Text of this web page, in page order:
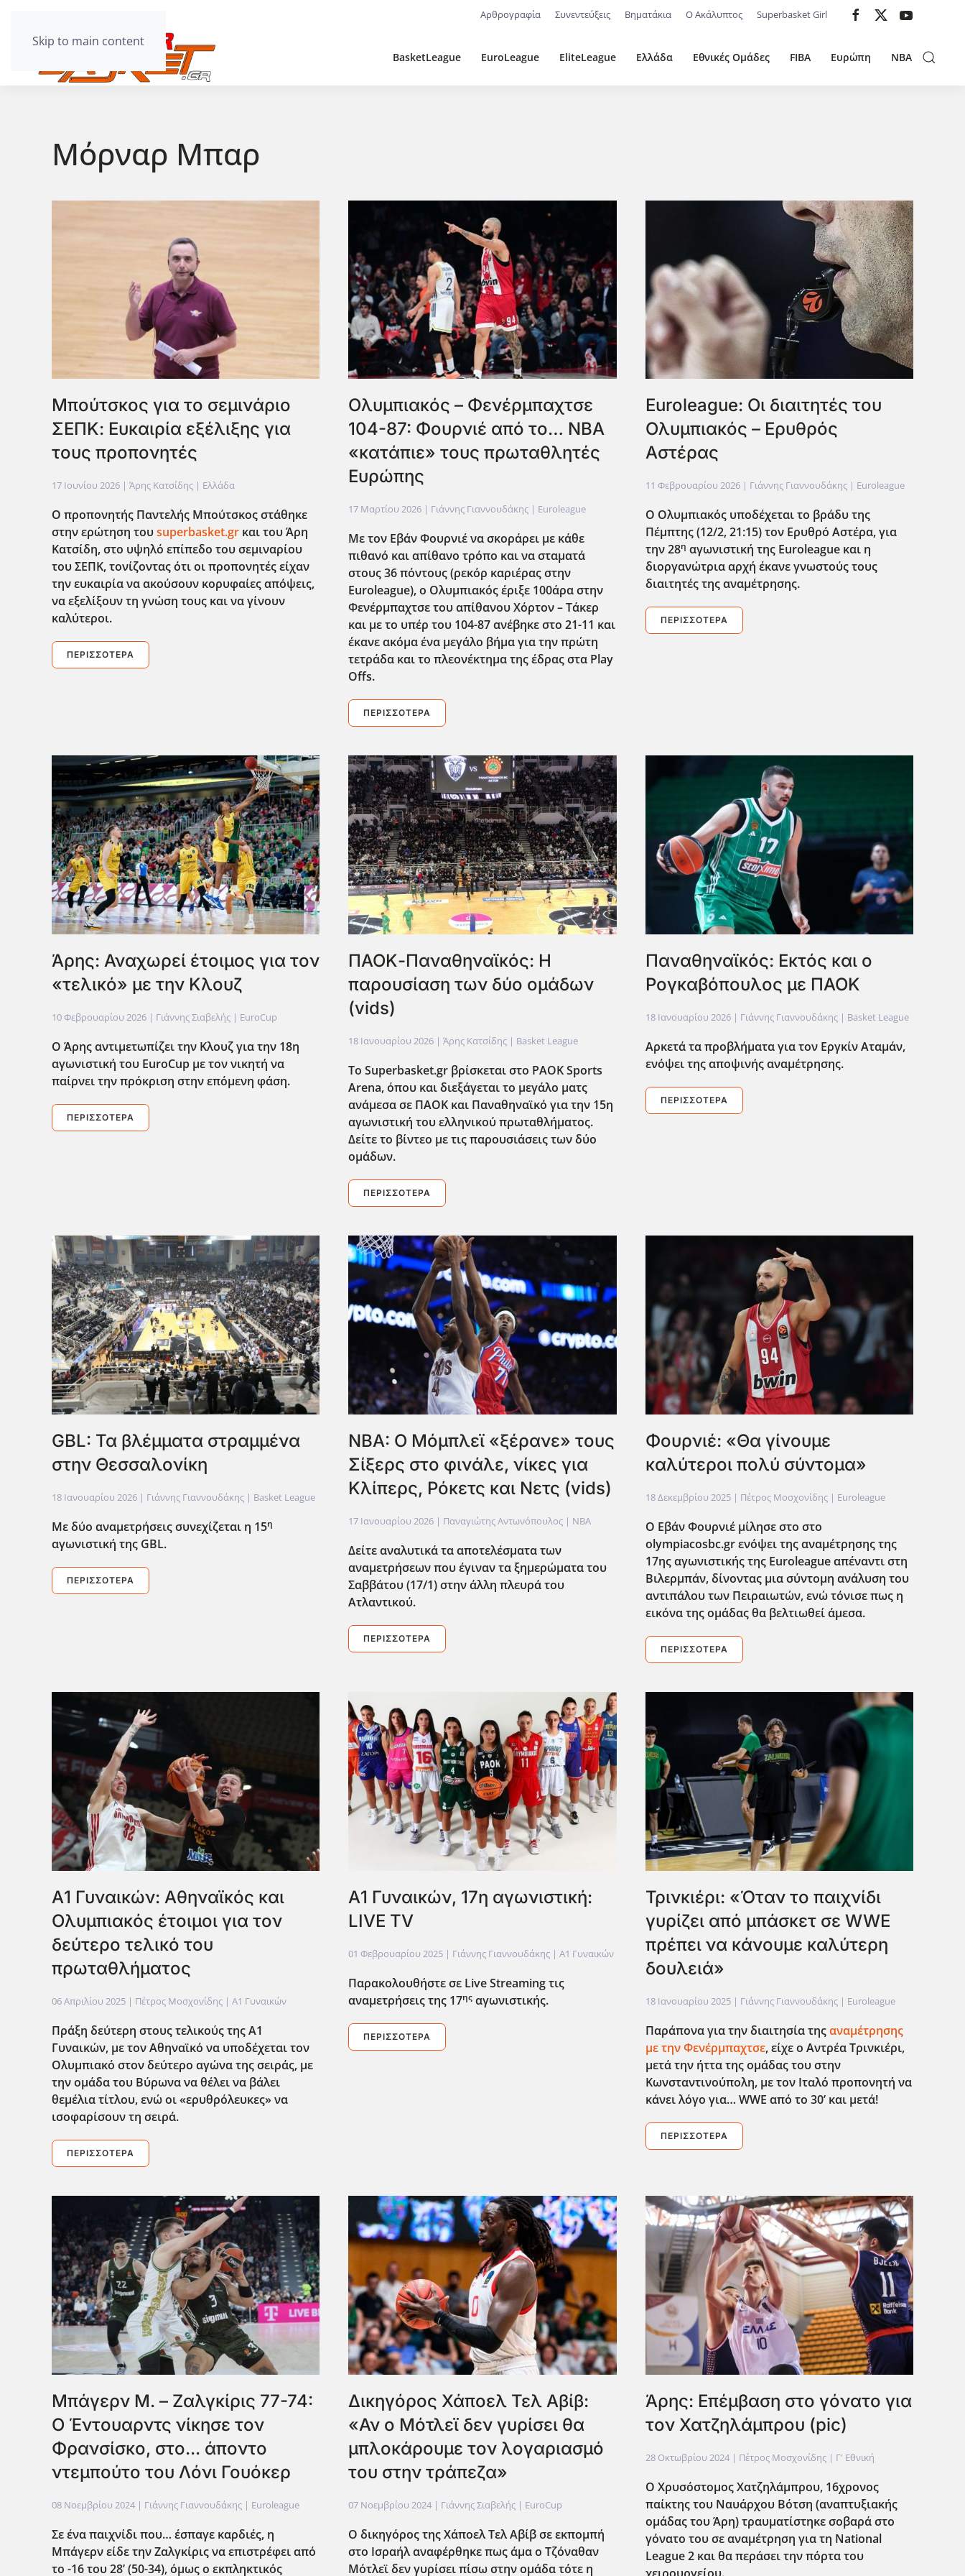
Skip to main content
Αρθρογραφία Συνεντεύξεις Βηματάκια Ο Ακάλυπτος Superbasket Girl
BasketLeague EuroLeague EliteLeague Ελλάδα Εθνικές Ομάδες FIBA Ευρώπη NBA
Μόρναρ Μπαρ
Μπούτσκος για το σεμινάριο
ΣΕΠΚ: Ευκαιρία εξέλιξης για
τους προπονητές
17 Ιουνίου 2026 | Άρης Κατσίδης | Ελλάδα
Ο προπονητής Παντελής Μπούτσκος στάθηκε
στην ερώτηση τουsuperbasket.gr και του Άρη
Κατσίδη, στο υψηλό επίπεδο του σεμιναρίου
του ΣΕΠΚ, τονίζοντας ότι οι προπονητές είχαν
την ευκαιρία να ακούσουν κορυφαίες απόψεις,
να εξελίξουν τη γνώση τους και να γίνουν
καλύτεροι.
ΠΕΡΙΣΣΌΤΕΡΑ
Ολυμπιακός – Φενέρμπαχτσε
104-87: Φουρνιέ από το… ΝΒΑ
«κατάπιε» τους πρωταθλητές
Ευρώπης
17 Μαρτίου 2026 | Γιάννης Γιαννουδάκης | Euroleague
Με τον Εβάν Φουρνιέ να σκοράρει με κάθε
πιθανό και απίθανο τρόπο και να σταματά
στους 36 πόντους (ρεκόρ καριέρας στην
Euroleague), ο Ολυμπιακός έριξε 100άρα στην
Φενέρμπαχτσε του απίθανου Χόρτον – Τάκερ
και με το υπέρ του 104-87 ανέβηκε στο 21-11 και
έκανε ακόμα ένα μεγάλο βήμα για την πρώτη
τετράδα και το πλεονέκτημα της έδρας στα Play
Offs.
ΠΕΡΙΣΣΌΤΕΡΑ
Euroleague: Οι διαιτητές του
Ολυμπιακός – Ερυθρός
Αστέρας
11 Φεβρουαρίου 2026| Γιάννης Γιαννουδάκης | Euroleague
Ο Ολυμπιακός υποδέχεται το βράδυ της
Πέμπτης (12/2, 21:15) τον Ερυθρό Αστέρα, για
την 28η αγωνιστική της Euroleagueκαι η
διοργανώτρια αρχή έκανε γνωστούς τους
διαιτητές της αναμέτρησης.
ΠΕΡΙΣΣΌΤΕΡΑ
Άρης: Αναχωρεί έτοιμος για τον
«τελικό» με την Κλουζ
10 Φεβρουαρίου 2026 | Γιάννης Σιαβελής | EuroCup
Ο Άρης αντιμετωπίζει την Κλουζ για την 18η
αγωνιστική του EuroCup με τον νικητή να
παίρνει την πρόκριση στην επόμενη φάση.
ΠΕΡΙΣΣΌΤΕΡΑ
ΠΑΟΚ-Παναθηναϊκός: Η
παρουσίαση των δύο ομάδων
(vids)
18 Ιανουαρίου 2026 | Άρης Κατσίδης | Basket League
Το Superbasket.gr βρίσκεται στο PAOK Sports
Arena, όπου και διεξάγεται το μεγάλο ματς
ανάμεσα σε ΠΑΟΚ και Παναθηναϊκό για την 15η
αγωνιστική του ελληνικού πρωταθλήματος.
Δείτε το βίντεο με τις παρουσιάσεις των δύο
ομάδων.
ΠΕΡΙΣΣΌΤΕΡΑ
Παναθηναϊκός: Εκτός και ο
Ρογκαβόπουλος με ΠΑΟΚ
18 Ιανουαρίου 2026| Γιάννης Γιαννουδάκης | Basket League
Αρκετά τα προβλήματα για τον Εργκίν Αταμάν,
ενόψει της αποψινής αναμέτρησης.
ΠΕΡΙΣΣΌΤΕΡΑ
GBL: Τα βλέμματα στραμμένα
στην Θεσσαλονίκη
18 Ιανουαρίου 2026 | Γιάννης Γιαννουδάκης | Basket League
Με δύο αναμετρήσεις συνεχίζεται η 15η
αγωνιστική της GBL.
ΠΕΡΙΣΣΌΤΕΡΑ
NBA: Ο Μόμπλεϊ «ξέρανε» τους
Σίξερς στο φινάλε, νίκες για
Κλίπερς, Ρόκετς και Νετς (vids)
17 Ιανουαρίου 2026 | Παναγιώτης Αντωνόπουλος | NBA
Δείτε αναλυτικά τα αποτελέσματα των
αναμετρήσεων που έγιναν τα ξημερώματα του
Σαββάτου (17/1) στην άλλη πλευρά του
Ατλαντικού.
ΠΕΡΙΣΣΌΤΕΡΑ
Φουρνιέ: «Θα γίνουμε
καλύτεροι πολύ σύντομα»
18 Δεκεμβρίου 2025| Πέτρος Μοσχονίδης | Euroleague
Ο Εβάν Φουρνιέ μίλησε στο στο
olympiacosbc.gr ενόψει της αναμέτρησης της
17ης αγωνιστικής της Euroleague απέναντι στη
Βιλερμπάν, δίνοντας μια σύντομη ανάλυση του
αντιπάλου των Πειραιωτών, ενώ τόνισε πως η
εικόνα της ομάδας θα βελτιωθεί άμεσα.
ΠΕΡΙΣΣΌΤΕΡΑ
Α1 Γυναικών: Αθηναϊκός και
Ολυμπιακός έτοιμοι για τον
δεύτερο τελικό του
πρωταθλήματος
06 Απριλίου 2025 | Πέτρος Μοσχονίδης | Α1 Γυναικών
Πράξη δεύτερη στους τελικούς της Α1
Γυναικών, με τον Αθηναϊκό να υποδέχεται τον
Ολυμπιακό στον δεύτερο αγώνα της σειράς, με
την ομάδα του Βύρωνα να θέλει να βάλει
θεμέλια τίτλου, ενώ οι «ερυθρόλευκες» να
ισοφαρίσουν τη σειρά.
ΠΕΡΙΣΣΌΤΕΡΑ
Α1 Γυναικών, 17η αγωνιστική:
LIVE TV
01 Φεβρουαρίου 2025 | Γιάννης Γιαννουδάκης |Α1 Γυναικών
Παρακολουθήστε σε LiveStreamingτις
αναμετρήσεις της 17ης αγωνιστικής.
ΠΕΡΙΣΣΌΤΕΡΑ
Τρινκιέρι: «Όταν το παιχνίδι
γυρίζει από μπάσκετ σε WWE
πρέπει να κάνουμε καλύτερη
δουλειά»
18 Ιανουαρίου 2025| Γιάννης Γιαννουδάκης | Euroleague
Παράπονα για την διαιτησία τηςαναμέτρησης
με την Φενέρμπαχτσε, είχε ο Αντρέα Τρινκιέρι,
μετά την ήττα της ομάδας του στην
Κωνσταντινούπολη, με τον Ιταλό προπονητή να
κάνει λόγο για… WWE από το 30’ και μετά!
ΠΕΡΙΣΣΌΤΕΡΑ
Μπάγερν Μ. – Ζαλγκίρις 77-74:
Ο Έντουαρντς νίκησε τον
Φρανσίσκο, στο... άποντο
ντεμπούτο του Λόνι Γουόκερ
08 Νοεμβρίου 2024 | Γιάννης Γιαννουδάκης | Euroleague
Σε ένα παιχνίδι που… έσπαγε καρδιές, η
Μπάγερν είδε την Ζαλγκίρις να επιστρέφει από
το -16 του 28’ (50-34), όμως ο εκπληκτικός
Δικηγόρος Χάποελ Τελ Αβίβ:
«Αν ο Μότλεϊ δεν γυρίσει θα
μπλοκάρουμε τον λογαριασμό
του στην τράπεζα»
07 Νοεμβρίου 2024 | Γιάννης Σιαβελής | EuroCup
Ο δικηγόρος της Χάποελ Τελ Αβίβ σε εκπομπή
στο Ισραήλ αναφέρθηκε πως άμα ο Τζόναθαν
Μότλεϊ δεν γυρίσει πίσω στην ομάδα τότε η
Άρης: Επέμβαση στο γόνατο για
τον Χατζηλάμπρου (pic)
28 Οκτωβρίου 2024| Πέτρος Μοσχονίδης | Γ' Εθνική
Ο Χρυσόστομος Χατζηλάμπρου, 16χρονος
παίκτης του Ναυάρχου Βότση (αναπτυξιακής
ομάδας του Άρη) τραυματίστηκε σοβαρά στο
γόνατο του σε αναμέτρηση για τη National
League 2 και θα περάσει την πόρτα του